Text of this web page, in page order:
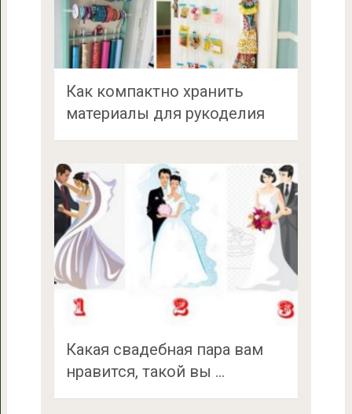
Как компактно хранить
материалы для рукоделия
Какая свадебная пара вам
нравится, такой вы …